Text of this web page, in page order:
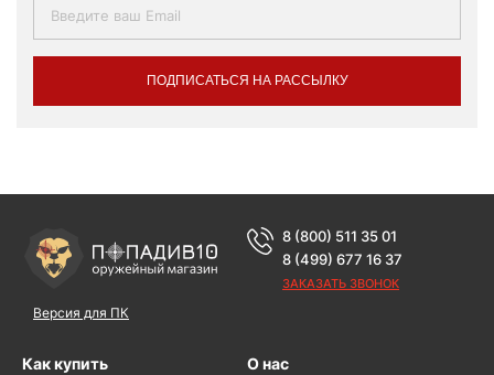
ПОДПИСАТЬСЯ НА РАССЫЛКУ
Версия для ПК
8 (800) 511 35 01
8 (499) 677 16 37
ЗАКАЗАТЬ ЗВОНОК
Как купить О нас